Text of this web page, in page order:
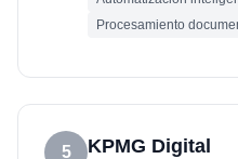
Procesamiento
5 KPMG Digital